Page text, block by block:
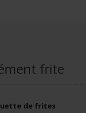
frite
de frites